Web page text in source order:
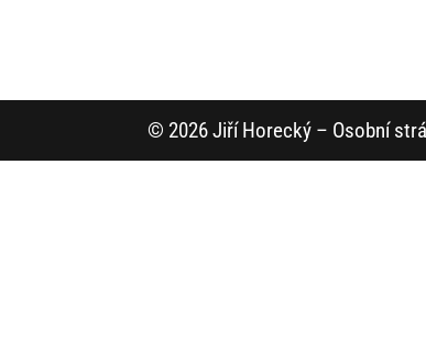
© 2026 Jiří Horecký – Osobní